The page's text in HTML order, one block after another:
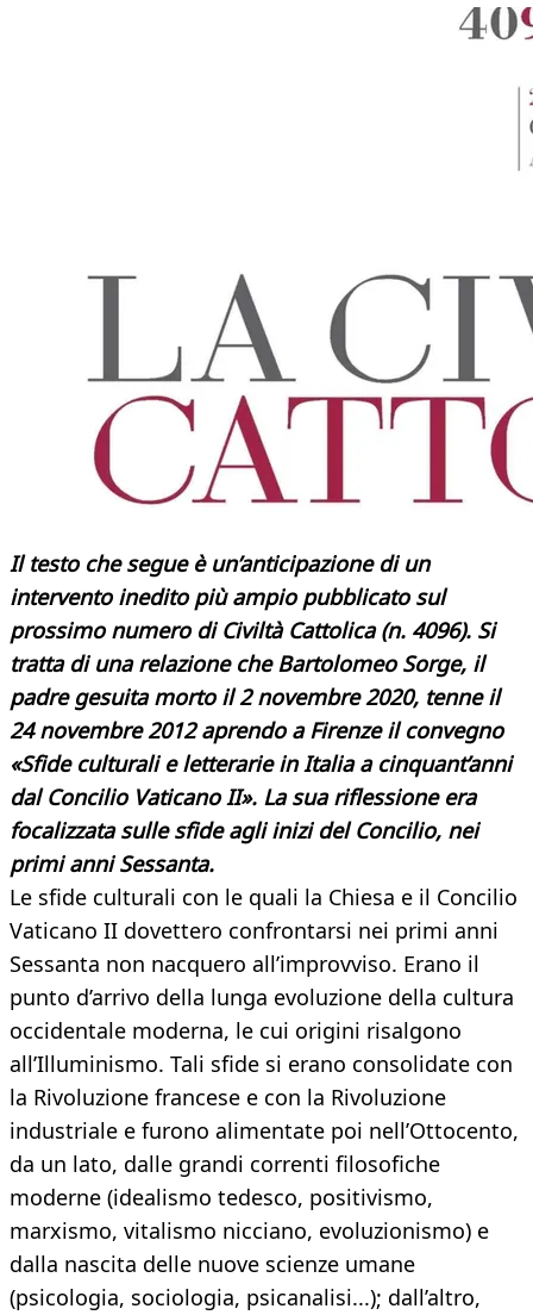
Il testo che segue è un’anticipazione di un
intervento inedito più ampio pubblicato sul
prossimo numero di Civiltà Cattolica (n. 4096). Si
tratta di una relazione che Bartolomeo Sorge, il
padre gesuita morto il 2 novembre 2020, tenne il
24 novembre 2012 aprendo a Firenze il convegno
«Sfide culturali e letterarie in Italia a cinquant’anni
dal Concilio Vaticano II». La sua riflessione era
focalizzata sulle sfide agli inizi del Concilio, nei
primi anni Sessanta.
Le sfide culturali con le quali la Chiesa e il Concilio
Vaticano II dovettero confrontarsi nei primi anni
Sessanta non nacquero all’improvviso. Erano il
punto d’arrivo della lunga evoluzione della cultura
occidentale moderna, le cui origini risalgono
all’Illuminismo. Tali sfide si erano consolidate con
la Rivoluzione francese e con la Rivoluzione
industriale e furono alimentate poi nell’Ottocento,
da un lato, dalle grandi correnti filosofiche
moderne (idealismo tedesco, positivismo,
marxismo, vitalismo nicciano, evoluzionismo) e
dalla nascita delle nuove scienze umane
(psicologia, sociologia, psicanalisi...); dall’altro,